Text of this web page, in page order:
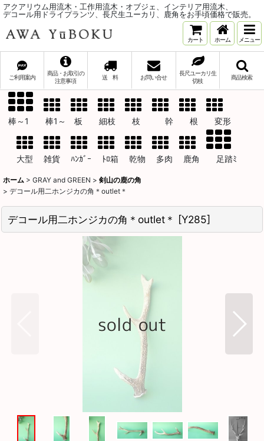
アクアリウム用流木・工作用流木・オブジェ、インテリア用流木、
デコール用ドライプランツ、長尺生ユーカリ、鹿角をお手頃価格で販売。
カート ホーム メニュー
ご利用案内
商品・お取引の
注意事項
送 料 お問い合せ
長尺ユーカリ生
切枝
商品検索
棒～1 棒1～ 板 細枝 枝 幹 根 変形
大型 雑貨 ﾊﾝｶﾞｰ ﾄﾛ箱 乾物 多肉 鹿角 足踏ﾐ
ホーム > GRAY and GREEN > 剣山の鹿の角
> デコール用二ホンジカの角＊outlet＊
デコール用二ホンジカの角＊outlet＊ [Y285]